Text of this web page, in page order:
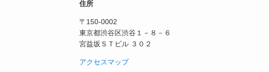
住所
〒150-0002
東京都渋谷区渋谷１－８－６
宮益坂ＳＴビル ３０２
アクセスマップ